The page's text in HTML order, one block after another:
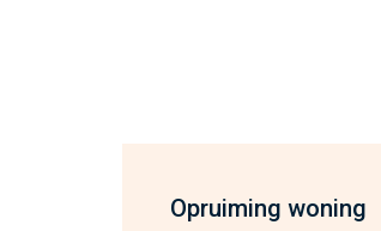
Opruiming woning